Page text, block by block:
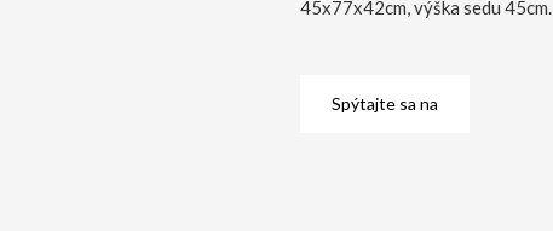
45x77x42cm, výška sedu 45cm.
Spýtajte sa na